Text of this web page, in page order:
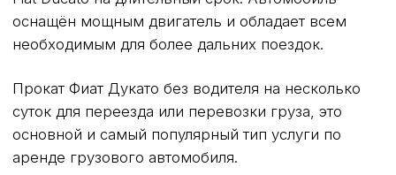
Контакты
Условия аренды
Частые вопросы
Отзывы
Калькулятор аренды